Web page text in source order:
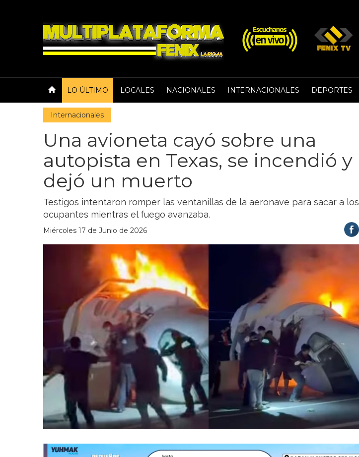
LO ÚLTIMO LOCALES NACIONALES INTERNACIONALES DEPORTES
Internacionales
Una avioneta cayó sobre una
autopista en Texas, se incendió y
dejó un muerto
Testigos intentaron romper las ventanillas de la aeronave para sacar a los
ocupantes mientras el fuego avanzaba.
Miércoles 17 de Junio de 2026